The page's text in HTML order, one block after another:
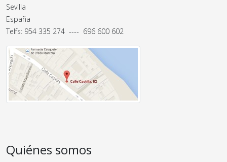
Sevilla
España
Telfs: 954 335 274 ---- 696 600 602
Quiénes somos